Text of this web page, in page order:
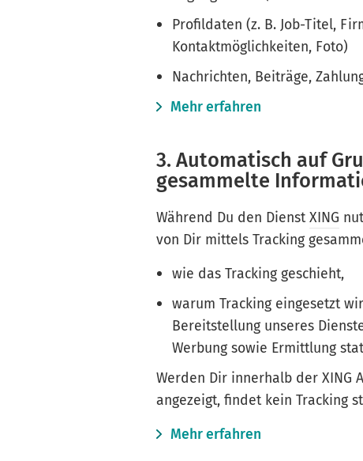
Profildaten (z. B. Job-Titel,
Kontaktmöglichkeiten, Foto)
Nachrichten, Beiträge,
Mehr erfahren
3. Automatisch auf
gesammelte
Während Du den DienstXING
von Dir mittels Tracking
wie das Tracking geschieht,
warum Tracking eingesetzt
Bereitstellung unseres
Werbung sowie Ermittlung
Werden Dir innerhalb der XING
angezeigt, findet kein Tracking
Mehr erfahren